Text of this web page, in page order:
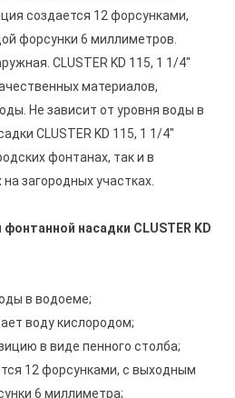
создается 12 форсунками,
форсунки 6 миллиметров.
CLUSTER KD 115, 1 1/4"
материалов,
Не зависит от уровня воды в
CLUSTER KD 115, 1 1/4"
фонтанах, так и в
загородных участках.
насадки CLUSTER KD
в водоеме;
воду кислородом;
в виде пенного столба;
12 форсунками, с выходным
6 миллиметра;